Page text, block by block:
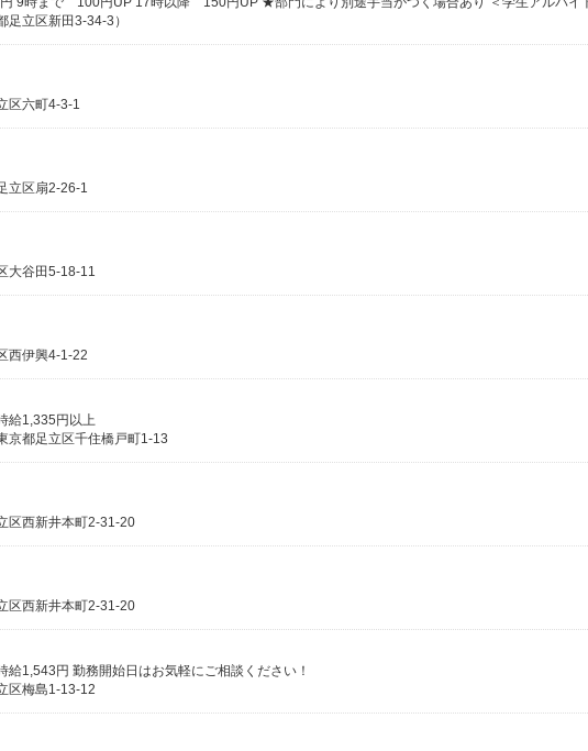
立区新田3-34-3）
区六町4-3-1
立区扇2-26-1
大谷田5-18-11
西伊興4-1-22
給1,335円以上
京都足立区千住橋戸町1-13
区西新井本町2-31-20
区西新井本町2-31-20
給1,543円 勤務開始日はお気軽にご相談ください！
区梅島1-13-12